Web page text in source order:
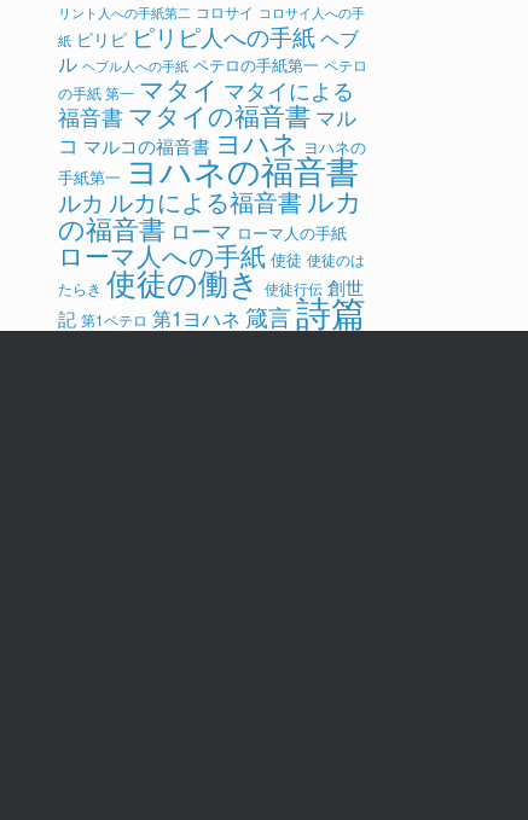
リント人への手紙第二 コロサイ コロサイ人への手
紙 ピリピ ピリピ人への手紙ヘブ
ル ヘブル人への手紙 ペテロの手紙第一 ペテロ
の手紙 第一 マタイ マタイによる
福音書 マタイの福音書 マル
コ マルコの福音書 ヨハネ ヨハネの
手紙第一 ヨハネの福音書
ルカ ルカによる福音書ルカ
の福音書 ローマ ローマ人の手紙
ローマ人への手紙 使徒 使徒のは
たらき 使徒の働き 使徒行伝 創世
記 第1ペテロ 第1ヨハネ 箴言詩篇